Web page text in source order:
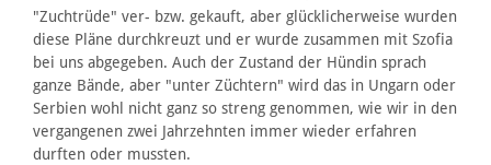
"Zuchtrüde" ver- bzw. gekauft, aber glücklicherweise wurden
diese Pläne durchkreuzt und er wurde zusammen mit Szofia
bei uns abgegeben. Auch der Zustand der Hündin sprach
ganze Bände, aber "unter Züchtern" wird das in Ungarn oder
Serbien wohl nicht ganz so streng genommen, wie wir in den
vergangenen zwei Jahrzehnten immer wieder erfahren
durften oder mussten.